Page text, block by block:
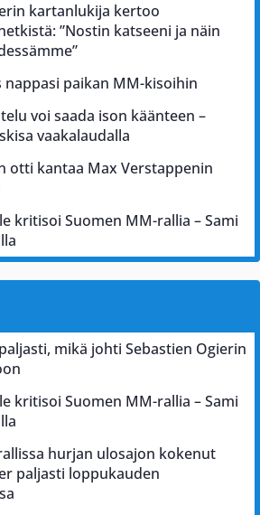
kartanlukija kertoo
”Nostin katseeni ja näin
paikan MM-kisoihin
voi saada ison käänteen –
vaakalaudalla
otti kantaa Max Verstappenin
kritisoi Suomen MM-rallia – Sami
mikä johti Sebastien Ogierin
kritisoi Suomen MM-rallia – Sami
hurjan ulosajon kokenut
paljasti loppukauden